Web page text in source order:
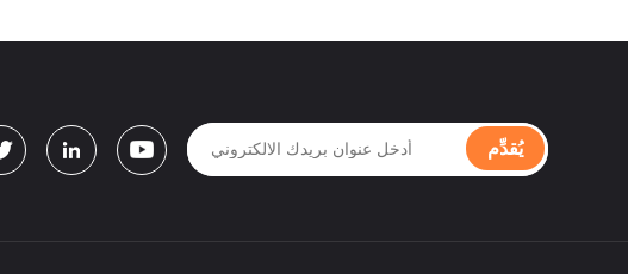
يُقدِّم